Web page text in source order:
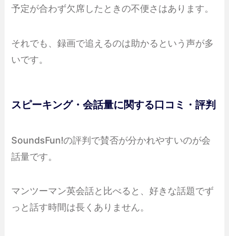
予定が合わず欠席したときの不便さはあります。
それでも、録画で追えるのは助かるという声が多
いです。
スピーキング・会話量に関する口コミ・評判
SoundsFun!の評判で賛否が分かれやすいのが会
話量です。
マンツーマン英会話と比べると、好きな話題でず
っと話す時間は長くありません。